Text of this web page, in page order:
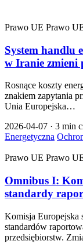
Prawo UE Prawo
System handlu
w Iranie zmieni
Rosnące koszty
znakiem zapytania
Unia Europejska…
2026-04-07 · 3 min
Energetyczna
Prawo UE Prawo
Omnibus I:
standardy
Komisja Europejska
standardów
przedsiębiorstw.